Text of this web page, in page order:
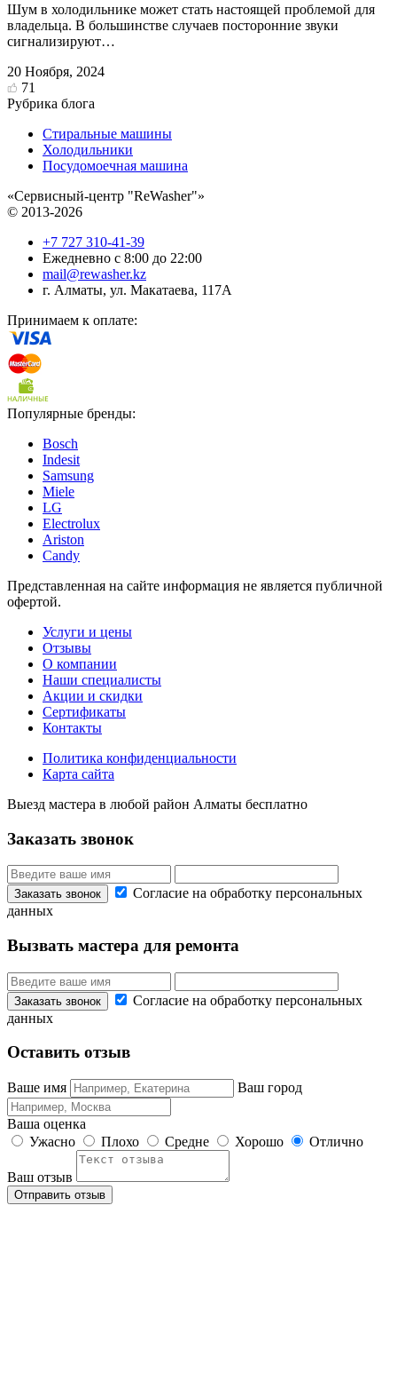
Шум в холодильнике может стать настоящей проблемой для
владельца. В большинстве случаев посторонние звуки
сигнализируют…
20 Ноября, 2024
71
Рубрика блога
Стиральные машины
Холодильники
Посудомоечная машина
«Сервисный-центр "ReWasher"»
© 2013-2026
+7 727 310-41-39
Ежедневно с 8:00 до 22:00
mail@rewasher.kz
г. Алматы, ул. Макатаева, 117А
Принимаем к оплате:
Популярные бренды:
Bosch
Indesit
Samsung
Miele
LG
Electrolux
Ariston
Candy
Представленная на сайте информация не является публичной
офертой.
Услуги и цены
Отзывы
О компании
Наши специалисты
Акции и скидки
Сертификаты
Контакты
Политика конфиденциальности
Карта сайта
Выезд мастера в любой район Алматы бесплатно
Заказать звонок
Согласие на обработку персональных
данных
Вызвать мастера для ремонта
Согласие на обработку персональных
данных
Оставить отзыв
Ваше имя Ваш город
Ваша оценка
Ужасно
Плохо Средне Хорошо Отлично
Ваш отзыв
Отправить отзыв